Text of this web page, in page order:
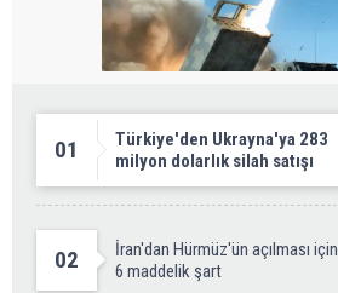
01
Türkiye'den Ukrayna'ya 283
milyon dolarlık silah satışı
02
İran'dan Hürmüz'ün açılması için
6 maddelik şart